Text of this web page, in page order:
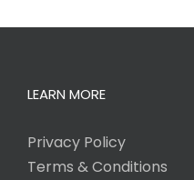
LEARN MORE
Privacy Policy
Terms & Conditions